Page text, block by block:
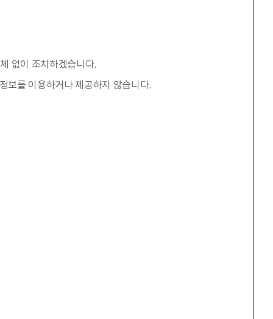
없이 조치하겠습니다.
보를 이용하거나 제공하지 않습니다.